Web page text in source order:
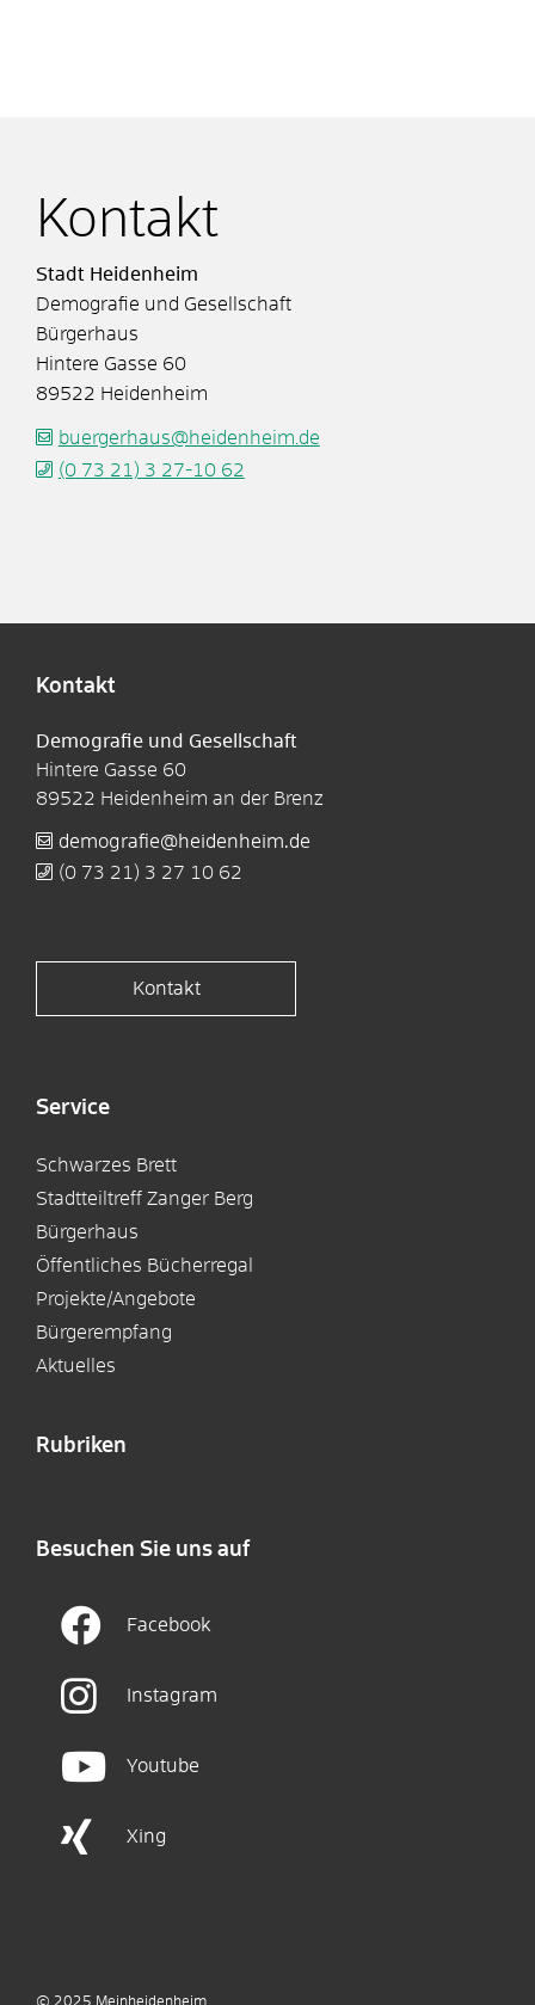
Kontakt
Stadt Heidenheim
Demografie und Gesellschaft
Bürgerhaus
Hintere Gasse 60
89522 Heidenheim
buergerhaus@heidenheim.de
(0 73 21) 3 27-10 62
Kontakt
Demografie und Gesellschaft
Hintere Gasse 60
89522 Heidenheim an der Brenz
demografie@heidenheim.de
(0 73 21) 3 27 10 62
Kontakt
Service
Schwarzes Brett
Stadtteiltreff Zanger Berg
Bürgerhaus
Öffentliches Bücherregal
Projekte/Angebote
Bürgerempfang
Aktuelles
Rubriken
Besuchen Sie uns auf
Facebook
Instagram
Youtube
Xing